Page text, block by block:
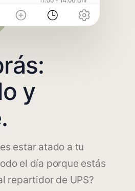
y
estar atado a tu
el día porque estás
repartidor de UPS?